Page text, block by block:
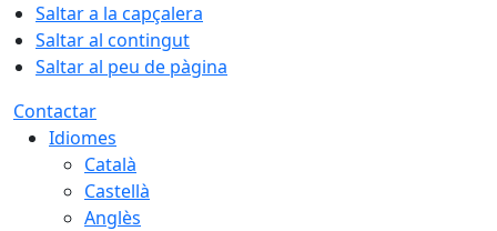
Saltar a la capçalera
Saltar al contingut
Saltar al peu de pàgina
Contactar
Idiomes
Català
Castellà
Anglès